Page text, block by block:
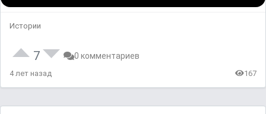
Истории
7 0 комментариев
4 лет назад 167